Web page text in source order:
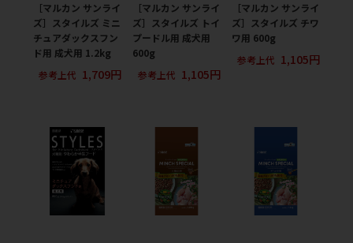
［マルカン サンライ
ズ］スタイルズ ミニ
チュアダックスフン
ド用 成犬用 1.2kg
参考上代 1,709円
［マルカン サンライ
ズ］スタイルズ トイ
プードル用 成犬用
600g
参考上代 1,105円
［マルカン サンライ
ズ］スタイルズ チワ
ワ用 600g
参考上代 1,105円